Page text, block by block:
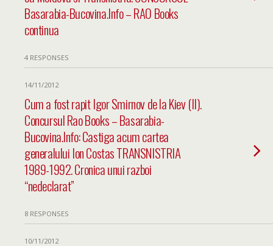
Basarabia-Bucovina.Info – RAO Books
continua
4 RESPONSES
14/11/2012
Cum a fost rapit Igor Smirnov de la Kiev (II).
Concursul Rao Books – Basarabia-
Bucovina.Info: Castiga acum cartea
generalului Ion Costas TRANSNISTRIA
1989-1992. Cronica unui razboi
“nedeclarat”
8 RESPONSES
10/11/2012